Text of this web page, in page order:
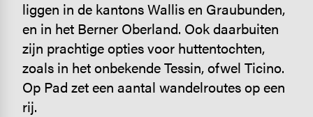
liggen in de kantons Wallis en Graubunden,
en in het Berner Oberland. Ook daarbuiten
zijn prachtige opties voor huttentochten,
zoals in het onbekende Tessin, ofwel Ticino.
Op Pad zet een aantal wandelroutes op een
rij.